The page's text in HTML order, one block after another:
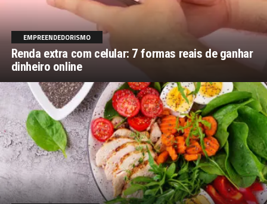
EMPREENDEDORISMO
Renda extra com celular: 7 formas reais de ganhar
dinheiro online